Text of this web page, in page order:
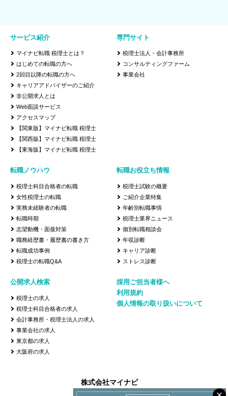
サービス紹介
マイナビ転職 税理士とは？
はじめての転職の方へ
2回目以降の転職の方へ
キャリアアドバイザーのご紹介
非公開求人とは
Web面談サービス
アクセスマップ
【関東版】マイナビ転職 税理士
【関西版】マイナビ転職 税理士
【東海版】マイナビ転職 税理士
専門サイト
税理士法人・会計事務所
コンサルティングファーム
事業会社
転職ノウハウ
税理士科目合格者の転職
女性税理士の転職
実務未経験者の転職
転職時期
志望動機・面接対策
職務経歴書・履歴書の書き方
転職成功事例
税理士の転職Q&A
転職お役立ち情報
税理士試験の概要
ご紹介企業特集
年齢別転職事情
税理士業界ニュース
個別転職相談会
年収診断
キャリア診断
ストレス診断
公開求人検索
税理士の求人
税理士科目合格者の求人
会計事務所・税理士法人の求人
事業会社の求人
東京都の求人
大阪府の求人
採用ご担当者様へ
利用規約
個人情報の取り扱いについて
株式会社マイナビ